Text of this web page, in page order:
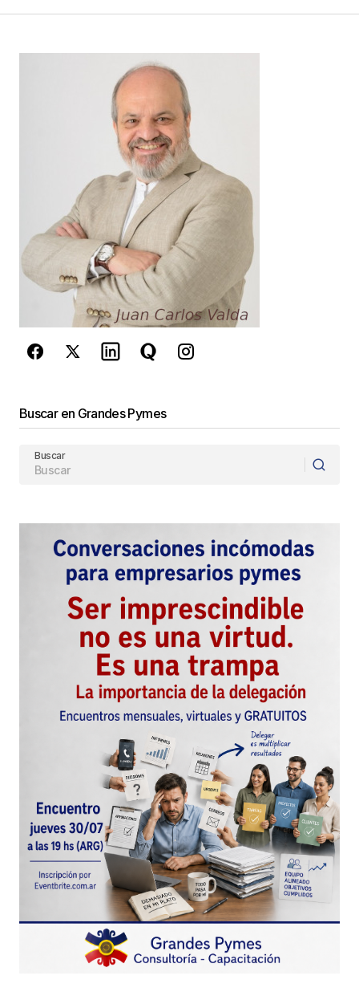
*
Guarda mi nombre, correo electrónico y web en
este navegador para la próxima vez que
comente.
Este sitio esta protegido por
reCAPTCHA y laPolítica de
privacidady losTérminos del servicio
de Google se aplican.
Buscar en Grandes Pymes
Buscar